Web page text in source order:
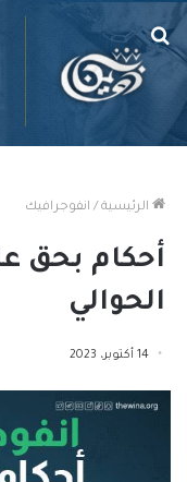
بحث
عن
الرئيسية / انفوجرافيك
أحكام بحق
الحوالي
14 أكتوبر، 2023